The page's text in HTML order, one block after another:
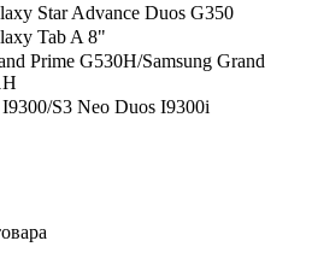
Star Advance Duos G350
Tab A 8"
Prime G530H/Samsung Grand
I9300/S3 Neo Duos I9300i